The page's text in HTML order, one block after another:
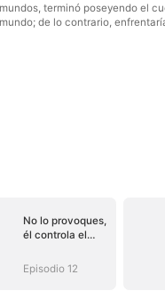
terminó poseyendo el
de lo contrario,
No lo provoques,
él controla el
Episodio 12